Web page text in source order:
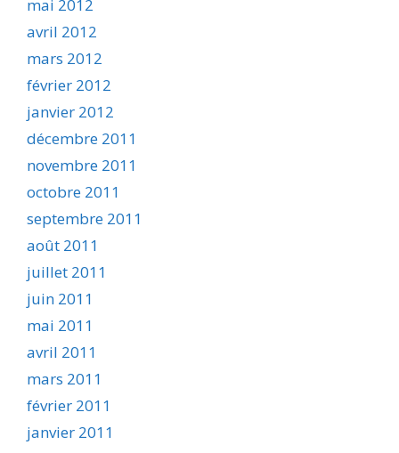
mai 2012
avril 2012
mars 2012
février 2012
janvier 2012
décembre 2011
novembre 2011
octobre 2011
septembre 2011
août 2011
juillet 2011
juin 2011
mai 2011
avril 2011
mars 2011
février 2011
janvier 2011